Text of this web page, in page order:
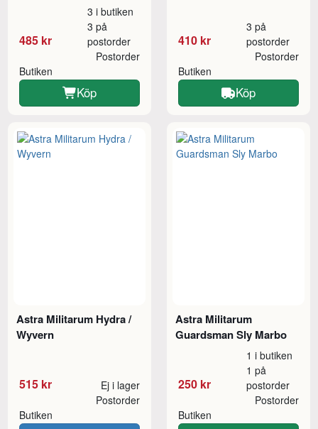
485 kr
3 i butiken
3 på
postorder
Butiken
Postorder
Köp
410 kr
3 på
postorder
Butiken
Postorder
Köp
Astra Militarum Hydra /
Wyvern
515 kr Ej i lager
Butiken
Postorder
Astra Militarum
Guardsman Sly Marbo
250 kr
1 i butiken
1 på
postorder
Butiken
Postorder